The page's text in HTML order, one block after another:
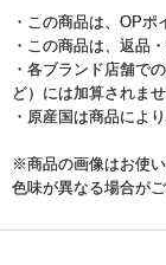
・この商品は、OPポ
・この商品は、返品
・各ブランド店舗で
ど）には加算されませ
・原産国は商品によ
※商品の画像はお使
色味が異なる場合がご